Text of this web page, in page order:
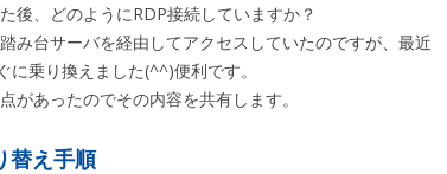
後、どのようにRDP接続していますか？
み台サーバを経由してアクセスしていたのですが、最近
乗り換えました(^^)便利です。
があったのでその内容を共有します。
替え手順